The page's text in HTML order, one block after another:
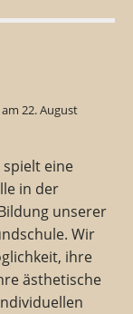
am 22. August
spielt eine
in der
unserer
Wir
ihre
ästhetische